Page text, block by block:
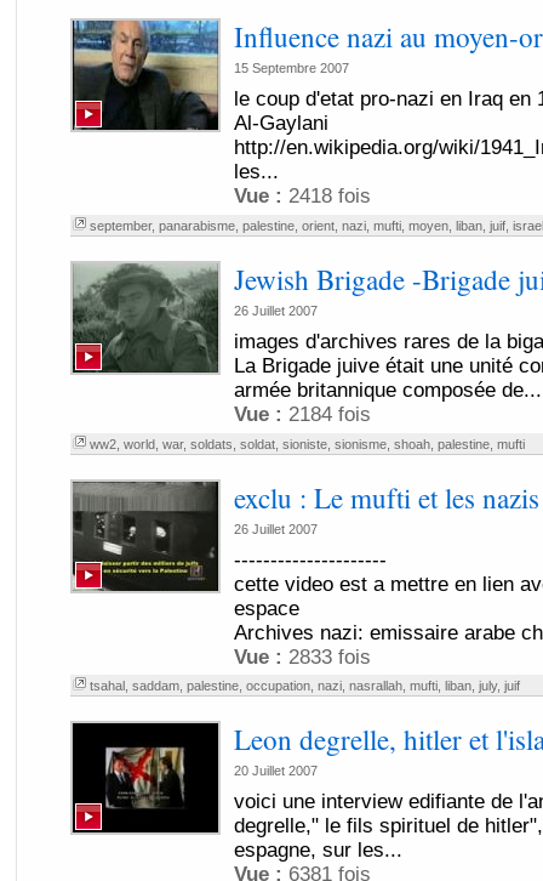
Influence nazi au moyen-
15 Septembre 2007
le coup d'etat pro-nazi en Iraq en
Al-Gaylani
http://en.wikipedia.org/wiki/
les...
Vue : 2418 fois
september, panarabisme, palestine, orient, nazi, mufti, moyen, liban, juif, israel
Jewish Brigade -Brigade
26 Juillet 2007
images d'archives rares de la
La Brigade juive était une unité
armée britannique composée de...
Vue : 2184 fois
ww2, world, war, soldats soldat, sioniste, sionisme, shoah, palestine, mufti
exclu : Le mufti et les nazis
26 Juillet 2007
---------------------
cette video est a mettre en lien
espace
Archives nazi: emissaire arabe
Vue : 2833 fois
tsahal, saddam, palestine, occupation, nazi, nasrallah, mufti, liban, july, juif
Leon degrelle, hitler et
20 Juillet 2007
voici une interview edifiante de
degrelle," le fils spirituel de
espagne, sur les...
Vue : 6381 fois